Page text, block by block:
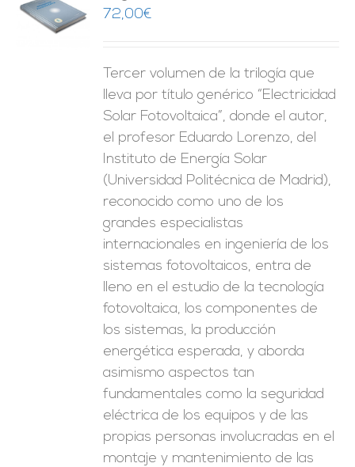
72,00€
Tercer volumen de la trilogía que
lleva por título genérico “Electricidad
Solar Fotovoltaica”, donde el autor,
el profesor Eduardo Lorenzo, del
Instituto de Energía Solar
(Universidad Politécnica de Madrid),
reconocido como uno de los
grandes especialistas
internacionales en ingeniería de los
sistemas fotovoltaicos, entra de
lleno en el estudio de la tecnología
fotovoltaica, los componentes de
los sistemas, la producción
energética esperada, y aborda
asimismo aspectos tan
fundamentales como la seguridad
eléctrica de los equipos y de las
propias personas involucradas en el
montaje y mantenimiento de las